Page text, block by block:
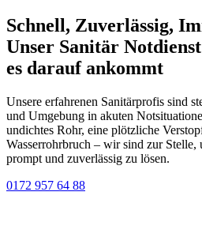
Schnell, Zuverlässig,
Unser Sanitär
es darauf ankommt
Unsere erfahrenen Sanitärprofis sind
und Umgebung in akuten
undichtes Rohr, eine plötzliche
Wasserrohrbruch – wir sind zur Stelle,
prompt und zuverlässig zu lösen.
0172 957 64 88